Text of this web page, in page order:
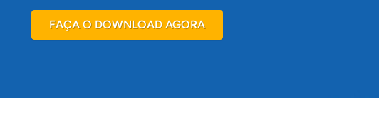
FAÇA O DOWNLOAD AGORA